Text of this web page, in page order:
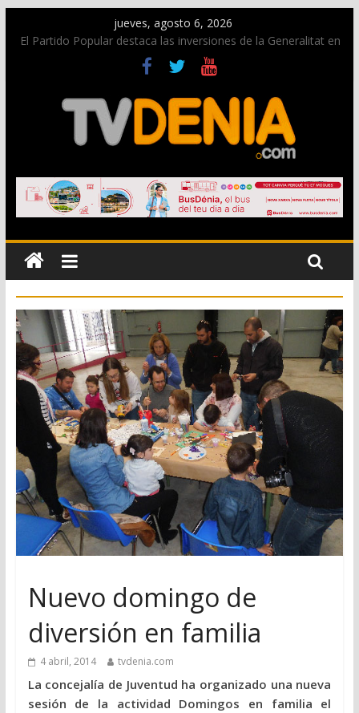
jueves, agosto 6, 2026
El Partido Popular destaca las inversiones de la Generalitat en
Dénia y la Marina Alta contempladas en los nuevos
presupuestos autonómicos
La Entraeta Festera llena de ambiente la calle Marqués de
Campo con la recepción a la Capitanía Cristiana
El XII Festival de Jazz de Dénia reunirá durante agosto a
figuras nacionales e internacionales en los Jardins de
Los Moros y Cristianos 2026 reciben las llaves de la ciudad y
dan inicio a las fiestas en Dénia
Una nueva campaña anima a la juventud a disfrutar de la
Nuevo domingo de
diversión en familia
4 abril, 2014 tvdenia.com
La concejalía de Juventud ha organizado una nueva
sesión de la actividad Domingos en familia el